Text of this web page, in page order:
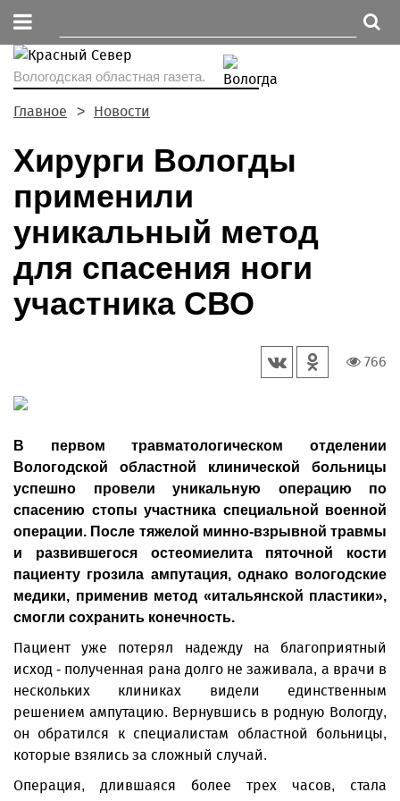
Вологодская областная газета.
Главное Новости
Хирурги Вологды
применили
уникальный метод
для спасения ноги
участника СВО
766
В первом травматологическом отделении
Вологодской областной клинической больницы
успешно провели уникальную операцию по
спасению стопы участника специальной военной
операции. После тяжелой минно-взрывной травмы
и развившегося остеомиелита пяточной кости
пациенту грозила ампутация, однако вологодские
медики, применив метод «итальянской пластики»,
смогли сохранить конечность.
Пациент уже потерял надежду на благоприятный
исход - полученная рана долго не заживала, а врачи в
нескольких клиниках видели единственным
решением ампутацию. Вернувшись в родную Вологду,
он обратился к специалистам областной больницы,
которые взялись за сложный случай.
Операция, длившаяся более трех часов, стала